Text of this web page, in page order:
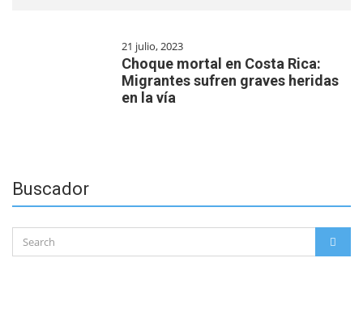
21 julio, 2023
Choque mortal en Costa Rica:
Migrantes sufren graves heridas
en la vía
Buscador
Search
for: